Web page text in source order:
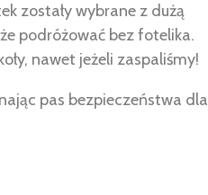
zostały wybrane z dużą
podróżować bez fotelika.
nawet jeżeli zaspaliśmy!
pas bezpieczeństwa dla